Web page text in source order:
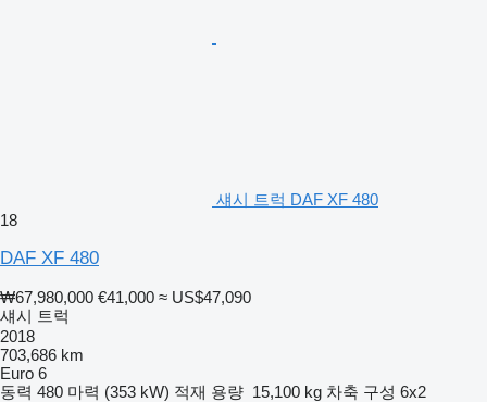
섀시 트럭 DAF XF 480
18
DAF XF 480
₩67,980,000 €41,000 ≈ US$47,090
섀시 트럭
2018
703,686 km
Euro 6
동력 480 마력 (353 kW) 적재 용량 15,100 kg 차축 구성 6x2